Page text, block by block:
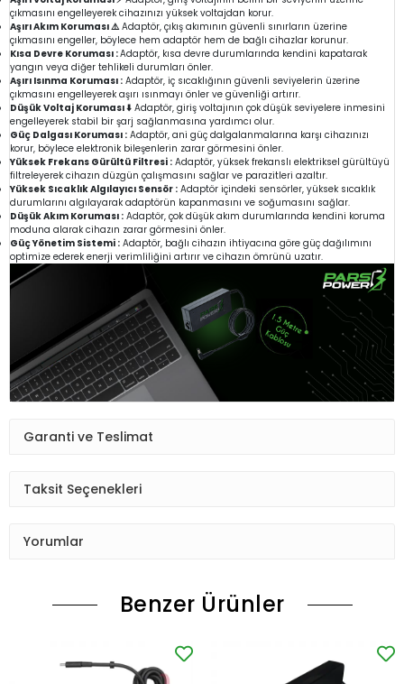
çıkmasını engelleyerek cihazınızı yüksek voltajdan korur.
Aşırı Akım Koruması ⚠️Adaptör, çıkış akımının güvenli sınırların üzerine
çıkmasını engeller, böylece hem adaptör hem de bağlı cihazlar korunur.
Kısa Devre Koruması :Adaptör, kısa devre durumlarında kendini kapatarak
yangın veya diğer tehlikeli durumları önler.
Aşırı Isınma Koruması : Adaptör, iç sıcaklığının güvenli seviyelerin üzerine
çıkmasını engelleyerek aşırı ısınmayı önler ve güvenliği artırır.
Düşük Voltaj Koruması ⬇️ Adaptör, giriş voltajının çok düşük seviyelere inmesini
engelleyerek stabil bir şarj sağlanmasına yardımcı olur.
Güç Dalgası Koruması : Adaptör, ani güç dalgalanmalarına karşı cihazınızı
korur, böylece elektronik bileşenlerin zarar görmesini önler.
Yüksek Frekans Gürültü Filtresi : Adaptör, yüksek frekanslı elektriksel gürültüyü
filtreleyerek cihazın düzgün çalışmasını sağlar ve parazitleri azaltır.
Yüksek Sıcaklık Algılayıcı Sensör : Adaptör içindeki sensörler, yüksek sıcaklık
durumlarını algılayarak adaptörün kapanmasını ve soğumasını sağlar.
Düşük Akım Koruması : Adaptör, çok düşük akım durumlarında kendini koruma
moduna alarak cihazın zarar görmesini önler.
Güç Yönetim Sistemi : Adaptör, bağlı cihazın ihtiyacına göre güç dağılımını
optimize ederek enerji verimliliğini artırır ve cihazın ömrünü uzatır.
Garanti ve Teslimat
Taksit Seçenekleri
Yorumlar
Benzer Ürünler